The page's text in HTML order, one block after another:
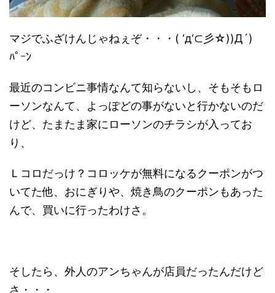
マジでふざけんじゃねぇぞ・・・( ‘д‘⊂彡☆))Д´)
ﾊﾟｰﾝ
最近のコンビニ事情なんて知らないし、そもそもロ
ーソンなんて、よっぽどの事がないと行かないのだ
けど、たまたま家にローソンのチラシが入ってお
り、
Ｌコロだっけ？コロッケが無料になるクーポンがつ
いてた他、おにぎりや、焼き鳥のクーポンもあった
んで、買いに行ったわけさ。
そしたら、外人のアンちゃんが店員だったんだけど
さ・・・